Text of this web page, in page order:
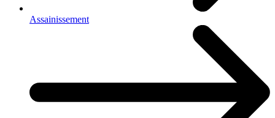
Assainissement